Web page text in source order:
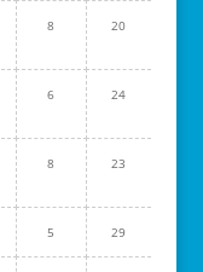
8 20
6 24
8 23
5 29